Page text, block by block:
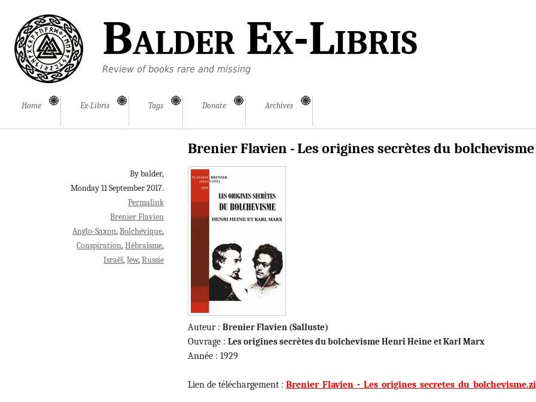
Balder Ex-Libris
Review of books rare and missing
Home Ex-Libris Tags Donate Archives
Brenier Flavien - Les origines secrètes du bolchevisme
By balder,
Monday 11 September 2017.
Permalink
Brenier Flavien
Anglo-Saxon Bolchévique
Conspiration Hébraïsme
Israël Jew Russie
Auteur :Brenier Flavien (Salluste)
Ouvrage :Les origines secrètes du bolchevisme Henri Heine et Karl Marx
Année : 1929
Lien de téléchargement :Brenier_Flavien_-